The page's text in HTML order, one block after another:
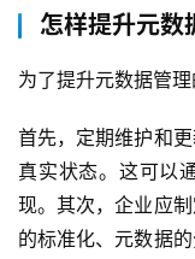
怎样提升元数
为了提升元数据管
首先，定期维护和
真实状态。这可以
现。其次，企业应
的标准化、元数据